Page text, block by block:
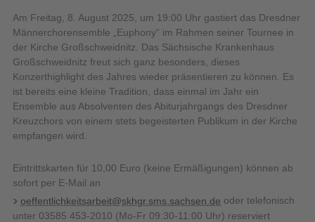
Am Freitag, 8. August 2025, um 19:00 Uhr gastiert das Dresdner
Männerchorensemble „Euphony“ im Rahmen seiner Tournee in
der Kirche Großschweidnitz. Das Sächsische Krankenhaus
Großschweidnitz freut sich ganz besonders, dieses
Konzerthighlight des Jahres wieder präsentieren zu können. Es
ist bereits eine kleine Tradition, dass einmal im Jahr ein
Ensemble aus Absolventen des Abiturjahrgangs des Dresdner
Kreuzchors von einem stets begeisterten Publikum in der Kirche
empfangen wird.
Eintrittskarten für 10,00 Euro (keine Ermäßigungen) können ab
sofort per E-Mail an
oeffentlichkeitsarbeit@skhgr.sms.sachsen.de oder telefonisch
unter 03585 453-2010 (Mo-Fr 09:30-11:00 Uhr) reserviert